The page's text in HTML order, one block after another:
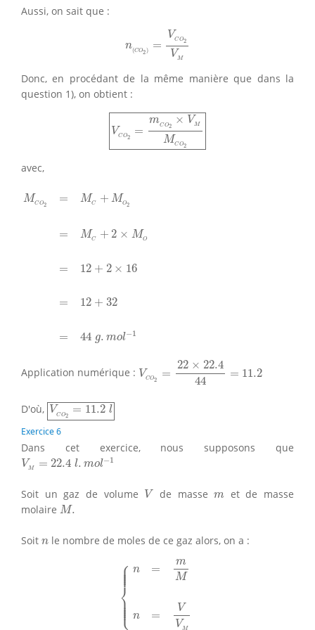
Aussi, on sait que :
n(CO2 ) =
VCO2
VM
=V
Donc, en procédant de la même manière que dans la
question 1), on obtient :
VCO2 =
mCO2 × VM
MCO2
VCO2=mCO2×VM
avec,
MCO2 = MC + MO2
= MC + 2 × MO
= 12 + 2 × 16
= 12 + 32
= 44 g. mol−1
MC +M O 2=M
Application numérique : VCO2 =
22 × 22.4
44
= 11.2
22 ×22.444
D'où, VCO2 = 11.2 l
VCO2=11.2l
Exercice 6
Dans cet exercice, nous supposons que
VM = 22.4 l. mol−1
VM= 22.4l.m −1
Soit un gaz de volume V
V de massem
m et de masse
molaire M.
M.
Soit n
n le nombre de moles de ce gaz alors, on a :
⎧
⎪
⎪
⎪
⎪ ⎪
⎨
⎪
⎪ ⎪ ⎪ ⎪⎩
n =
m
M
n =
V
VM
VV